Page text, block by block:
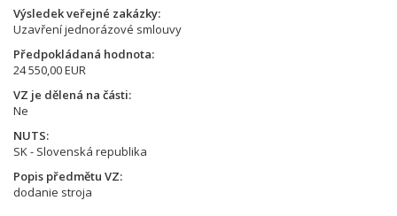
Výsledek veřejné zakázky
Uzavření jednorázové smlouvy
Předpokládaná hodnota
24 550,00 EUR
VZ je dělená na části
Ne
NUTS
SK - Slovenská republika
Popis předmětu VZ
dodanie stroja